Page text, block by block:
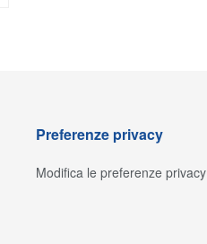
Preferenze privacy
Modifica le preferenze privacy